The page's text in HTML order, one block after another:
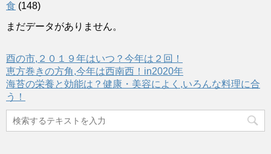
食 (148)
まだデータがありません。
酉の市,２０１９年はいつ？今年は２回！
恵方巻きの方角,今年は西南西！in2020年
海苔の栄養と効能は？健康・美容によく,いろんな料理に合
う！